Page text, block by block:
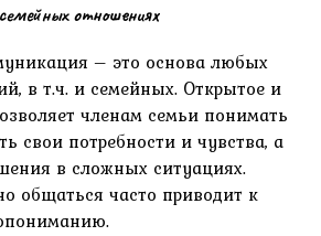
отношениях
– это основа любых
в т.ч. и семейных. Открытое и
членам семьи понимать
свои потребности и чувства, а
в сложных ситуациях.
общаться часто приводит к